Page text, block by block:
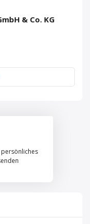
& Co. KG
persönliches